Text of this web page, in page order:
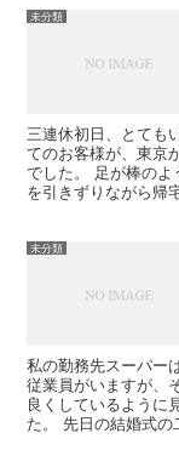
未分類
三連休初日、とても
てのお客様が、東京
でした。 足が棒の
を引きずりながら帰
未分類
私の勤務先スーパー
従業員がいますが、
良くしているように
た。 先日の結婚式